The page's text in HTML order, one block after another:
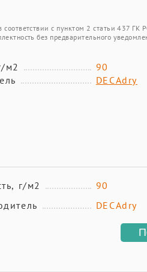
с пунктом 2 статьи 437 ГК
без предварительного
м2
90
DECAdry
г/м2
90
DECAdry